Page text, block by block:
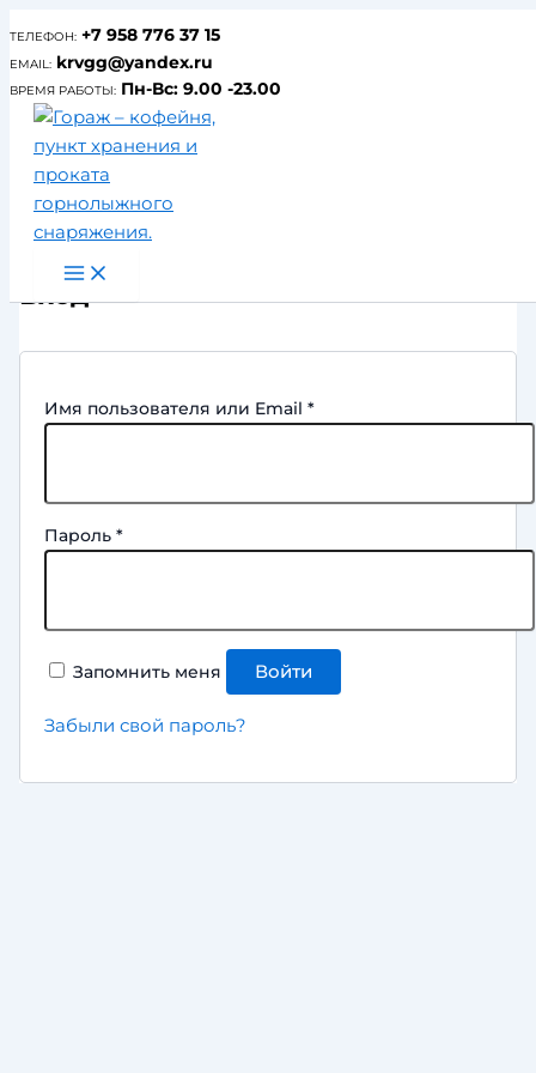
содержимому
ТЕЛЕФОН: +7 958 776 37 15
EMAIL: krvgg@yandex.ru
ВРЕМЯ РАБОТЫ: Пн-Вс: 9.00 -23.00
Вход
Имя пользователя или Email *Обязательно
Пароль *Обязательно
Запомнить меня Войти
Забыли свой пароль?